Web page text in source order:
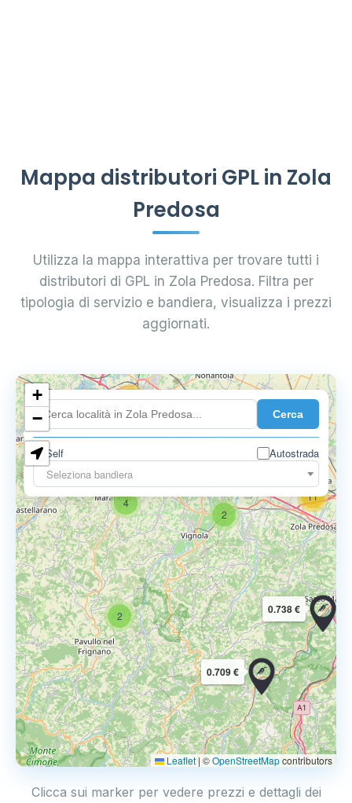
Mappa distributori GPL in Zola
Predosa
Utilizza la mappa interattiva per trovare tutti i
distributori di GPL in Zola Predosa. Filtra per
tipologia di servizio e bandiera, visualizza i prezzi
aggiornati.
Cerca
Self
Autostrada
Seleziona bandiera
2
4
11
18
9
2
11
0.709 €
0.738 €
+
−
Leaflet | ©OpenStreetMapcontributors
Clicca sui marker per vedere prezzi e dettagli dei